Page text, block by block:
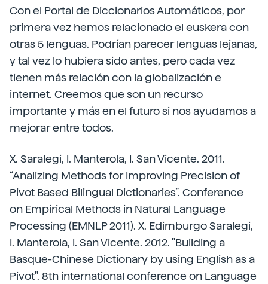
Con el Portal de Diccionarios Automáticos, por
primera vez hemos relacionado el euskera con
otras 5 lenguas. Podrían parecer lenguas lejanas,
y tal vez lo hubiera sido antes, pero cada vez
tienen más relación con la globalización e
internet. Creemos que son un recurso
importante y más en el futuro si nos ayudamos a
mejorar entre todos.
X. Saralegi, I. Manterola, I. San Vicente. 2011.
“Analizing Methods for Improving Precision of
Pivot Based Bilingual Dictionaries”. Conference
on Empirical Methods in Natural Language
Processing (EMNLP 2011). X. Edimburgo Saralegi,
I. Manterola, I. San Vicente. 2012. "Building a
Basque-Chinese Dictionary by using English as a
Pivot". 8th international conference on Language